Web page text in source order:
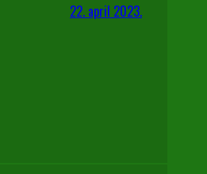
22. april 2023.